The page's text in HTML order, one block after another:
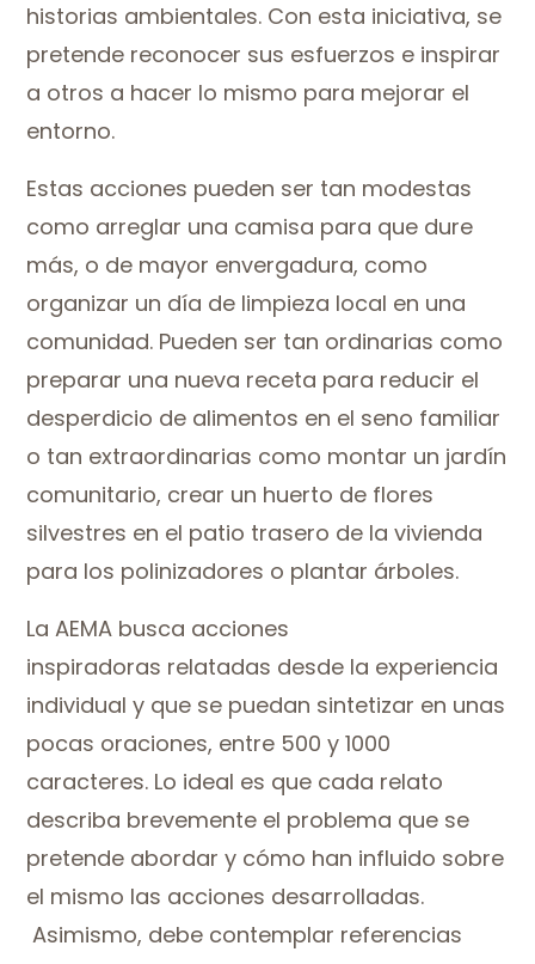
historias ambientales. Con esta iniciativa, se
pretende reconocer sus esfuerzos e inspirar
a otros a hacer lo mismo para mejorar el
entorno.
Estas acciones pueden ser tan modestas
como arreglar una camisa para que dure
más, o de mayor envergadura, como
organizar un día de limpieza local en una
comunidad. Pueden ser tan ordinarias como
preparar una nueva receta para reducir el
desperdicio de alimentos en el seno familiar
o tan extraordinarias como montar un jardín
comunitario, crear un huerto de flores
silvestres en el patio trasero de la vivienda
para los polinizadores o plantar árboles.
La AEMA busca acciones
inspiradoras relatadas desde la experiencia
individual y que se puedan sintetizar en unas
pocas oraciones, entre 500 y 1000
caracteres. Lo ideal es que cada relato
describa brevemente el problema que se
pretende abordar y cómo han influido sobre
el mismo las acciones desarrolladas.
Asimismo, debe contemplar referencias